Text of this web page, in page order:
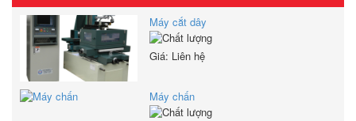
Máy cắt dây
Giá: Liên hệ
Máy chấn